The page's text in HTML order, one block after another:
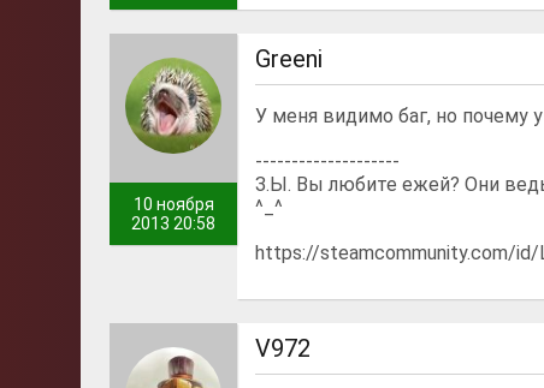
10 ноября
2013 20:58
Greeni
У меня видимо баг, но почему
--------------------
З.Ы. Вы любите ежей? Они
^_^
https://steamcommunity.com/id/
V972